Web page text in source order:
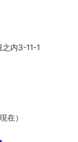
内3-11-1
在）